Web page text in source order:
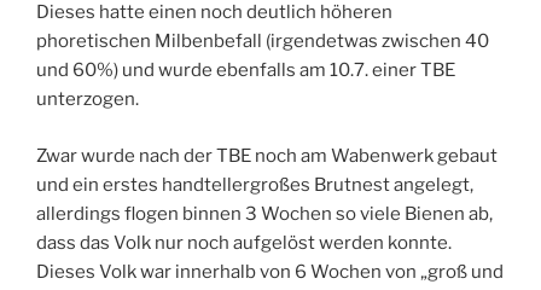
Dieses hatte einen noch deutlich höheren
phoretischen Milbenbefall (irgendetwas zwischen 40
und 60%) und wurde ebenfalls am 10.7. einer TBE
unterzogen.
Zwar wurde nach der TBE noch am Wabenwerk gebaut
und ein erstes handtellergroßes Brutnest angelegt,
allerdings flogen binnen 3 Wochen so viele Bienen ab,
dass das Volk nur noch aufgelöst werden konnte.
Dieses Volk war innerhalb von 6 Wochen von „groß und